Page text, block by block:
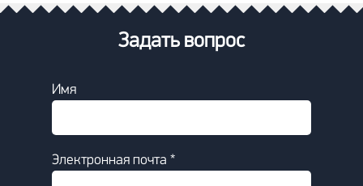
Задать вопрос
Имя
Электронная почта *